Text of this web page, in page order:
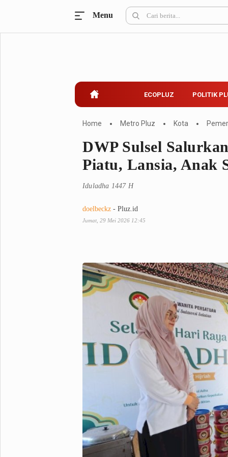
Belanja
Kuliner
Pemilu
Partai Politik
Internasional
Citizen
Pemerintahan
Futsal
Infotainment
Menu
ECOPLUZ POLITIK
Home Metro Pluz Kota
DWP Sulsel
Piatu, Lansia, Anak
Iduladha 1447 H
doelbeckz - Pluz.id
Jumat, 29 Mei 2026 12:45